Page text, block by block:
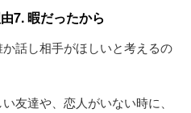
7. 暇だったから
話し相手がほしいと考えるの
友達や、恋人がいない時に、